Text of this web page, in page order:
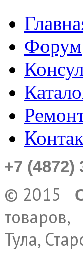
Форум
+7 (4872)
© 2015
товаров,
Тула,